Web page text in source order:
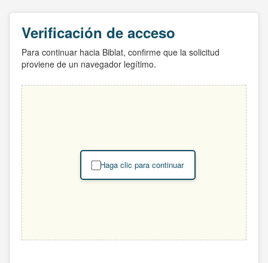
Verificación de acceso
Para continuar hacia Biblat, confirme que la solicitud
proviene de un navegador legítimo.
Haga clic para continuar